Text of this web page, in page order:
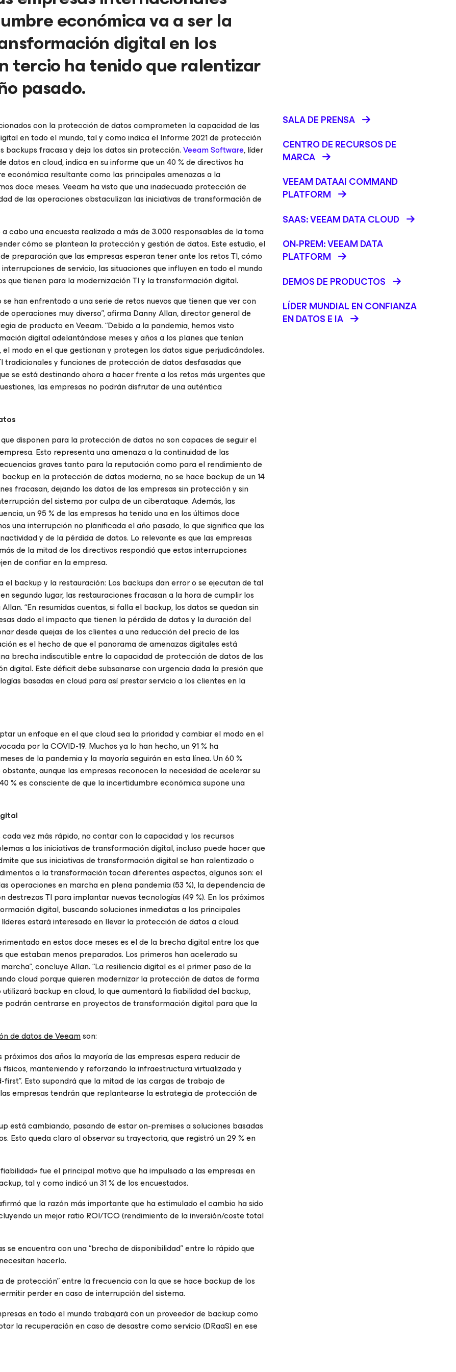
económica va a ser la
digital en los
tercio ha tenido que ralentizar
pasado.
con la protección de datos comprometen la capacidad de las
en todo el mundo, tal y como indica el Informe 2021 de protección
backups fracasa y deja los datos sin protección.Veeam Software, líder
en cloud, indica en su informe que un 40 % de directivos ha
económica resultante como las principales amenazas a la
doce meses. Veeam ha visto que una inadecuada protección de
de las operaciones obstaculizan las iniciativas de transformación de
cabo una encuesta realizada a más de 3.000 responsables de la toma
cómo se plantean la protección y gestión de datos. Este estudio, el
preparación que las empresas esperan tener ante los retos TI, cómo
de servicio, las situaciones que influyen en todo el mundo
que tienen para la modernización TI y la transformación digital.
han enfrentado a una serie de retos nuevos que tienen que ver con
operaciones muy diverso”, afirma Danny Allan, director general de
de producto en Veeam. “Debido a la pandemia, hemos visto
digital adelantándose meses y años a los planes que tenían
modo en el que gestionan y protegen los datos sigue perjudicándoles.
tradicionales y funciones de protección de datos desfasadas que
se está destinando ahora a hacer frente a los retos más urgentes que
las empresas no podrán disfrutar de una auténtica
disponen para la protección de datos no son capaces de seguir el
Esto representa una amenaza a la continuidad de las
graves tanto para la reputación como para el rendimiento de
en la protección de datos moderna, no se hace backup de un 14
fracasan, dejando los datos de las empresas sin protección y sin
del sistema por culpa de un ciberataque. Además, las
un 95 % de las empresas ha tenido una en los últimos doce
una interrupción no planificada el año pasado, lo que significa que las
y de la pérdida de datos. Lo relevante es que las empresas
de la mitad de los directivos respondió que estas interrupciones
de confiar en la empresa.
el backup y la restauración: Los backups dan error o se ejecutan de tal
segundo lugar, las restauraciones fracasan a la hora de cumplir los
“En resumidas cuentas, si falla el backup, los datos se quedan sin
dado el impacto que tienen la pérdida de datos y la duración del
desde quejas de los clientes a una reducción del precio de las
es el hecho de que el panorama de amenazas digitales está
brecha indiscutible entre la capacidad de protección de datos de las
digital. Este déficit debe subsanarse con urgencia dada la presión que
basadas en cloud para así prestar servicio a los clientes en la
un enfoque en el que cloud sea la prioridad y cambiar el modo en el
por la COVID-19. Muchos ya lo han hecho, un 91 % ha
de la pandemia y la mayoría seguirán en esta línea. Un 60 %
aunque las empresas reconocen la necesidad de acelerar su
% es consciente de que la incertidumbre económica supone una
vez más rápido, no contar con la capacidad y los recursos
a las iniciativas de transformación digital, incluso puede hacer que
que sus iniciativas de transformación digital se han ralentizado o
a la transformación tocan diferentes aspectos, algunos son: el
operaciones en marcha en plena pandemia (53 %), la dependencia de
destrezas TI para implantar nuevas tecnologías (49 %). En los próximos
digital, buscando soluciones inmediatas a los principales
estará interesado en llevar la protección de datos a cloud.
en estos doce meses es el de la brecha digital entre los que
estaban menos preparados. Los primeros han acelerado su
concluye Allan. “La resiliencia digital es el primer paso de la
cloud porque quieren modernizar la protección de datos de forma
backup en cloud, lo que aumentará la fiabilidad del backup,
podrán centrarse en proyectos de transformación digital para que la
de datos de Veeamson:
próximos dos años la mayoría de las empresas espera reducir de
manteniendo y reforzando la infraestructura virtualizada y
Esto supondrá que la mitad de las cargas de trabajo de
empresas tendrán que replantearse la estrategia de protección de
está cambiando, pasando de estar on-premises a soluciones basadas
Esto queda claro al observar su trayectoria, que registró un 29 % en
fue el principal motivo que ha impulsado a las empresas en
tal y como indicó un 31 % de los encuestados.
que la razón más importante que ha estimulado el cambio ha sido
un mejor ratio ROI/TCO (rendimiento de la inversión/coste total
se encuentra con una “brecha de disponibilidad” entre lo rápido que
hacerlo.
de protección” entre la frecuencia con la que se hace backup de los
perder en caso de interrupción del sistema.
en todo el mundo trabajará con un proveedor de backup como
la recuperación en caso de desastre como servicio (DRaaS) en ese
SALA DE PRENSA
CENTRO DE RECURSOS DE
MARCA
VEEAM DATAAI COMMAND
PLATFORM
SAAS: VEEAM DATA CLOUD
ON-PREM: VEEAM DATA
PLATFORM
DEMOS DE PRODUCTOS
LÍDER MUNDIAL EN CONFIANZA
EN DATOS E IA